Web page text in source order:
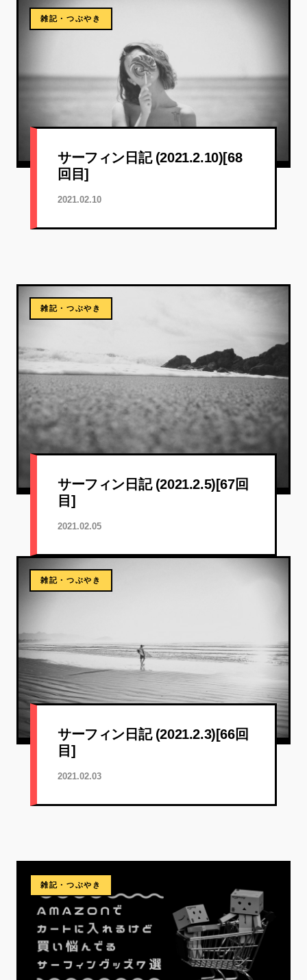
雑記・つぶやき
サーフィン日記 (2021.2.10)[68
回目]
2021.02.10
雑記・つぶやき
サーフィン日記 (2021.2.5)[67回
目]
2021.02.05
雑記・つぶやき
サーフィン日記 (2021.2.3)[66回
目]
2021.02.03
雑記・つぶやき